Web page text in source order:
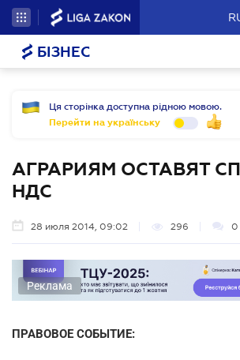
БІЗНЕС
Ця сторінка доступна рідною мовою.
Перейти на українську
АГРАРИЯМ ОСТАВЯТ
НДС
28 июля 2014, 09:02 296 0
Реклама
ПРАВОВОЕ СОБЫТИЕ: